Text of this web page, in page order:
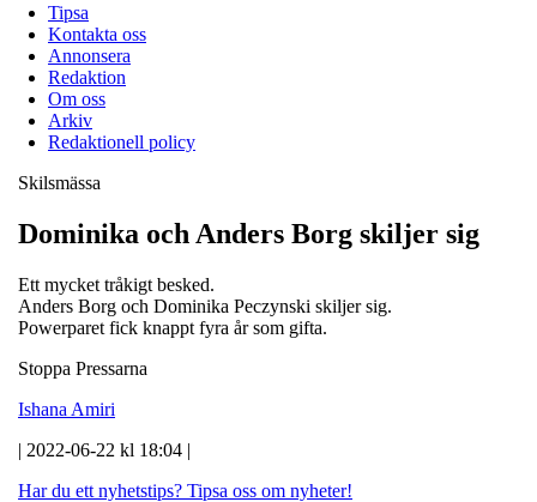
Tipsa
Kontakta oss
Annonsera
Redaktion
Om oss
Arkiv
Redaktionell policy
Skilsmässa
Dominika och Anders Borg skiljer sig
Ett mycket tråkigt besked.
Anders Borg och Dominika Peczynski skiljer sig.
Powerparet fick knappt fyra år som gifta.
Stoppa Pressarna
Ishana Amiri
| 2022-06-22 kl 18:04 |
Har du ett nyhetstips? Tipsa oss om nyheter!